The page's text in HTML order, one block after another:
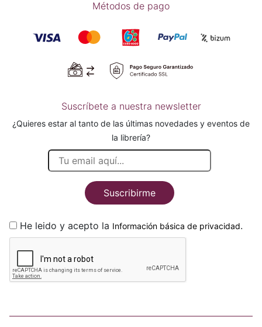
Métodos de pago
Suscríbete a nuestra newsletter
¿Quieres estar al tanto de las últimas novedades y eventos de
la librería?
Suscribirme
He leido y acepto la Información básica de privacidad.